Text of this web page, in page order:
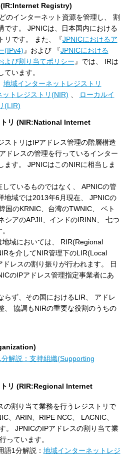
(IR:Internet Registry)
のインターネット資源を管理し、 割
です。 JPNICは、日本国内における
リです。 また、『JPNICにおけるア
(IPv4) 』および 『JPNICにおける
よび割り当てポリシー 』では、 IRは
います。
地域インターネットレジストリ
ットレジストリ(NIR)
ローカルイ
(LIR)
トリ (NIR:National Internet
ストリはIPアドレス管理の階層構造
ドレスの管理を行っているインター
ます。 JPNICはこのNIRに相当しま
ているものではなく、 APNICの管
地域では2013年6月現在、 JPNICの
国のKRNIC、台湾のTWNIC、 ベト
シアのAPJII、インドのIRINN、 七つ
域においては、 RIR(Regional
を介してNIR管理下のLIR(Local
レスの割り振りが行われます。 日
のIPアドレス管理指定事業者にあ
らず、その国におけるLIR、 アドレ
、 協調もNIRの重要な役割のうちの
解説：支持組織(Supporting
トリ (RIR:Regional Internet
の割り当て業務を行うレジストリで
、ARIN、RIPE NCC、 LACNIC、
。 JPNICのIPアドレスの割り当て業
っています。
語1分解説： 地域インターネットレジ